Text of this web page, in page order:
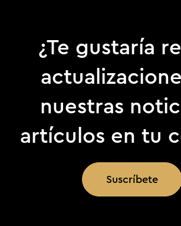
¿Te gustaría
nuestras
artículos en tu
Suscríbete